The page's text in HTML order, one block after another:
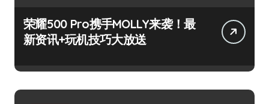
荣耀500 Pro携手MOLLY来袭！最
新资讯+玩机技巧大放送